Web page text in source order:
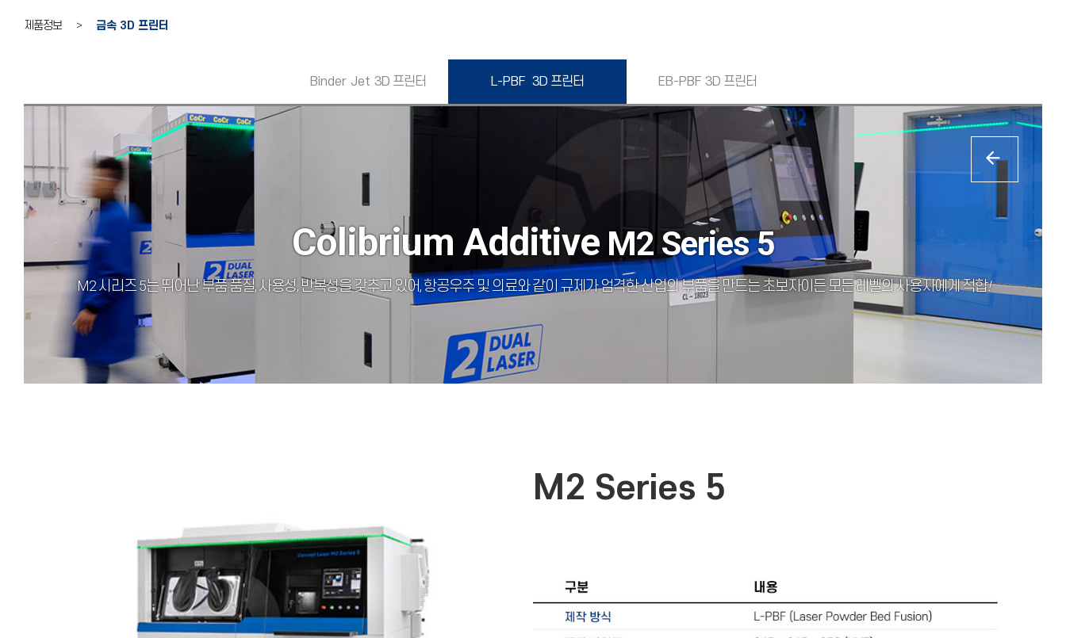
제품정보 > 금속 3D 프린터
Binder Jet 3D 프린터 L-PBF 3D 프린터 EB-PBF 3D 프린터
Colibrium AdditiveM2 Series 5
M2 시리즈 5는 뛰어난 부품 품질, 사용성, 반복성을 갖추고 있어, 항공우주 및 의료와 같이 규제가 엄격한 산업의 부품을 만드는 초보자이든 모든 레벨의 사용자에게 적합!
M2 Series 5